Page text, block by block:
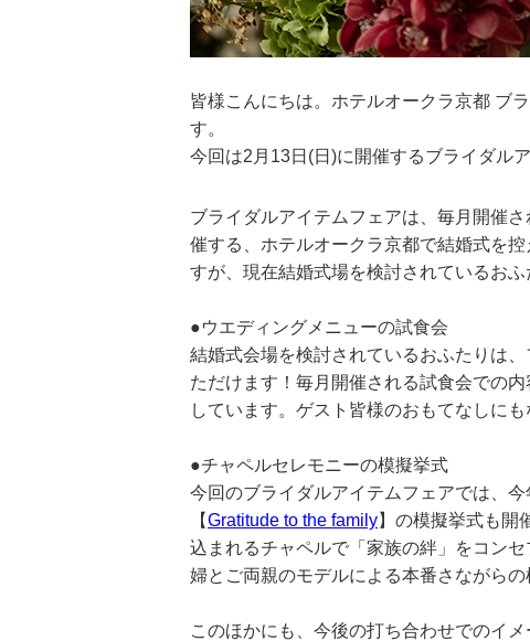
皆様こんにちは。ホテルオークラ京都 ブ
す。
今回は2月13日(日)に開催するブライダル
ブライダルアイテムフェアは、毎月開催
催する、ホテルオークラ京都で結婚式を
すが、現在結婚式場を検討されているお
●ウエディングメニューの試食会
結婚式会場を検討されているおふたりは
ただけます！毎月開催される試食会での
しています。ゲスト皆様のおもてなしに
●チャペルセレモニーの模擬挙式
今回のブライダルアイテムフェアでは、
【Gratitude to the family】の模擬挙式も開
込まれるチャペルで「家族の絆」をコン
婦とご両親のモデルによる本番さながら
このほかにも、今後の打ち合わせでのイ